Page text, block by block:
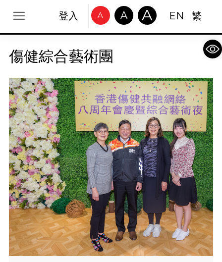
登入 A A A EN 繁
傷健綜合藝術團